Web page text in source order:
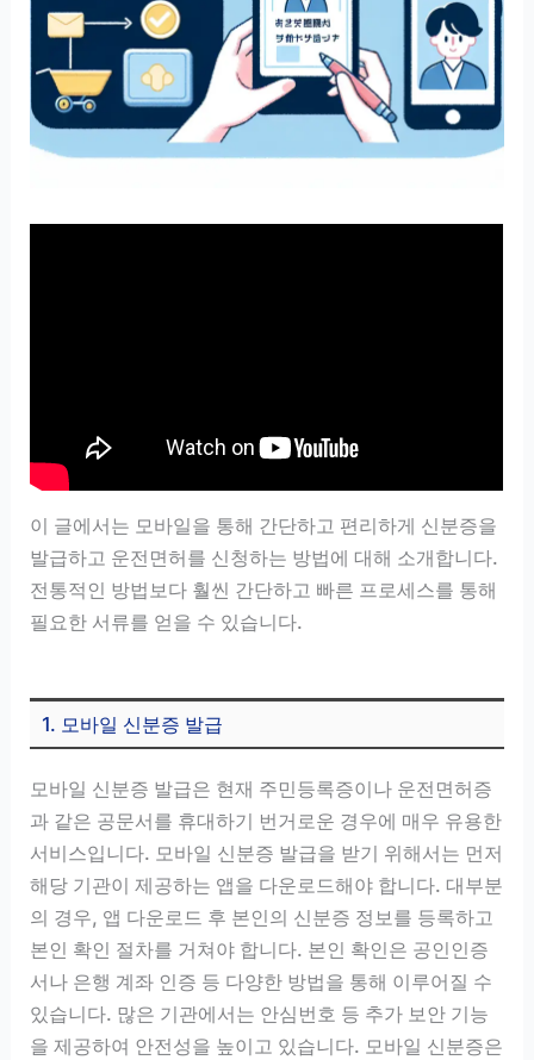
이 글에서는 모바일을 통해 간단하고 편리하게 신분증을
발급하고 운전면허를 신청하는 방법에 대해 소개합니다.
전통적인 방법보다 훨씬 간단하고 빠른 프로세스를 통해
필요한 서류를 얻을 수 있습니다.
1. 모바일 신분증 발급
모바일 신분증 발급은 현재 주민등록증이나 운전면허증
과 같은 공문서를 휴대하기 번거로운 경우에 매우 유용한
서비스입니다. 모바일 신분증 발급을 받기 위해서는 먼저
해당 기관이 제공하는 앱을 다운로드해야 합니다. 대부분
의 경우, 앱 다운로드 후 본인의 신분증 정보를 등록하고
본인 확인 절차를 거쳐야 합니다. 본인 확인은 공인인증
서나 은행 계좌 인증 등 다양한 방법을 통해 이루어질 수
있습니다. 많은 기관에서는 안심번호 등 추가 보안 기능
을 제공하여 안전성을 높이고 있습니다. 모바일 신분증은